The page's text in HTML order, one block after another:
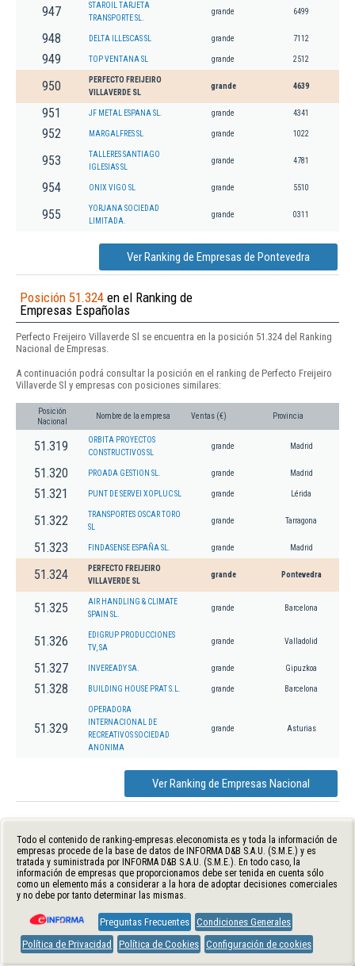
947
STAROIL TARJETA
TRANSPORTE SL.
grande 6499
948 DELTA ILLESCAS SL grande 7112
949 TOP VENTANA SL grande 2512
950
PERFECTO FREIJEIRO
VILLAVERDE SL
grande 4639
951 JF METAL ESPANA SL. grande 4341
952 MARGALFRES SL grande 1022
953
TALLERES SANTIAGO
IGLESIAS SL
grande 4781
954 ONIX VIGO SL grande 5510
955
YORJANA SOCIEDAD
LIMITADA.
grande 0311
Ver Ranking de Empresas de Pontevedra
Posición 51.324 en el Ranking de
Empresas Españolas
Perfecto Freijeiro Villaverde Sl se encuentra en la posición 51.324 del Ranking
Nacional de Empresas.
A continuación podrá consultar la posición en el ranking de Perfecto Freijeiro
Villaverde Sl y empresas con posiciones similares:
Posición
Nacional
Nombre de la empresa Ventas (€) Provincia
51.319
ORBITA PROYECTOS
CONSTRUCTIVOS SL
grande Madrid
51.320 PROADA GESTION SL. grande Madrid
51.321 PUNT DE SERVEI XOPLUC SL grande Lérida
51.322
TRANSPORTES OSCAR TORO
SL
grande Tarragona
51.323 FINDASENSE ESPAÑA SL. grande Madrid
51.324
PERFECTO FREIJEIRO
VILLAVERDE SL
grande Pontevedra
51.325
AIR HANDLING & CLIMATE
SPAIN SL.
grande Barcelona
51.326
EDIGRUP PRODUCCIONES
TV, SA
grande Valladolid
51.327 INVEREADY SA. grande Gipuzkoa
51.328 BUILDING HOUSE PRAT S.L. grande Barcelona
51.329
OPERADORA
INTERNACIONAL DE
RECREATIVOS SOCIEDAD
ANONIMA
grande Asturias
Ver Ranking de Empresas Nacional
Todo el contenido de ranking-empresas.eleconomista.es y toda la información de
empresas procede de la base de datos de INFORMA D&B S.A.U. (S.M.E.) y es
tratada y suministrada por INFORMA D&B S.A.U. (S.M.E.). En todo caso, la
información de empresas que proporcionamos debe ser tenida en cuenta sólo
como un elemento más a considerar a la hora de adoptar decisiones comerciales
y no debe por tanto determinar las mismas.
Preguntas Frecuentes Condiciones Generales
Política de Privacidad
Política de Cookies Configuración de cookies